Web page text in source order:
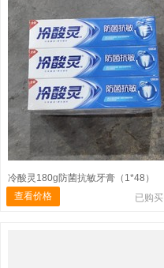
冷酸灵180g防菌抗敏牙膏（1*48）
查看价格
已购买